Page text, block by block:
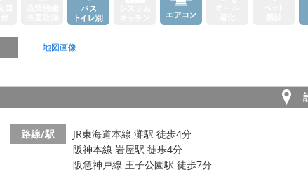
地図画像
路線/駅
JR東海道本線 灘駅 徒歩4分
阪神本線 岩屋駅 徒歩4分
阪急神戸線 王子公園駅 徒歩7分